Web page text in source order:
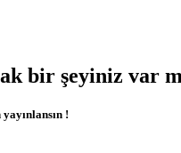
bir şeyiniz var
!